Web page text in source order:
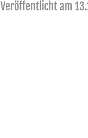
Veröffentlicht am